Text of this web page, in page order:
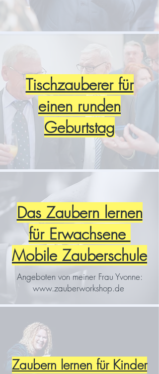
Tischzauberer für
einen runden
Geburtstag
Das Zaubern lernen
für Erwachsene
Mobile Zauberschule
Angeboten von meiner Frau Yvonne:
www.zauberworkshop.de
Zaubern lernen für Kinder